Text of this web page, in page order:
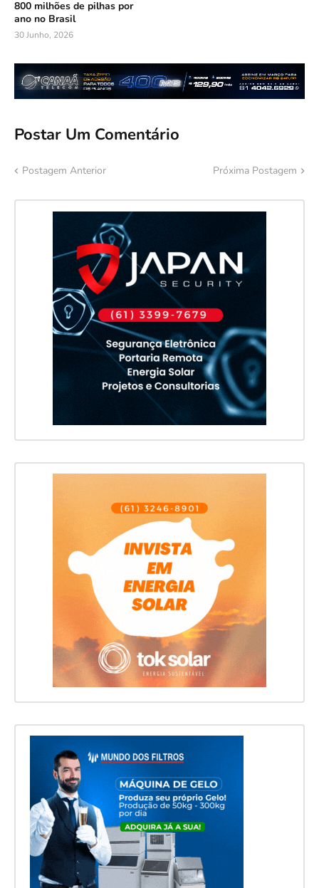
800 milhões de pilhas por
ano no Brasil
30 Junho, 2026
Postar Um Comentário
Postagem Anterior Próxima Postagem